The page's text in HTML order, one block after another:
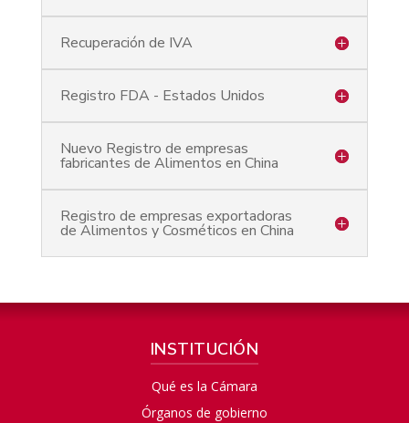
Recuperación de IVA
Registro FDA - Estados Unidos
Nuevo Registro de empresas
fabricantes de Alimentos en China
Registro de empresas exportadoras
de Alimentos y Cosméticos en China
INSTITUCIÓN
Qué es la Cámara
Órganos de gobierno